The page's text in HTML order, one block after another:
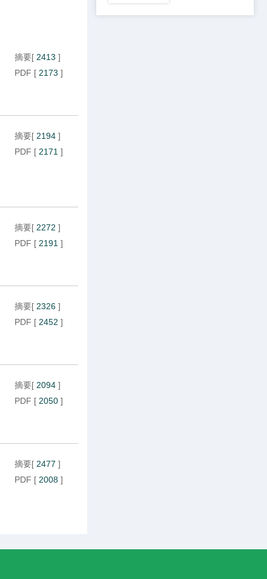
摘要[ 2413 ]
PDF [ 2173 ]
摘要[ 2194 ]
PDF [ 2171 ]
摘要[ 2272 ]
PDF [ 2191 ]
摘要[ 2326 ]
PDF [ 2452 ]
摘要[ 2094 ]
PDF [ 2050 ]
摘要[ 2477 ]
PDF [ 2008 ]